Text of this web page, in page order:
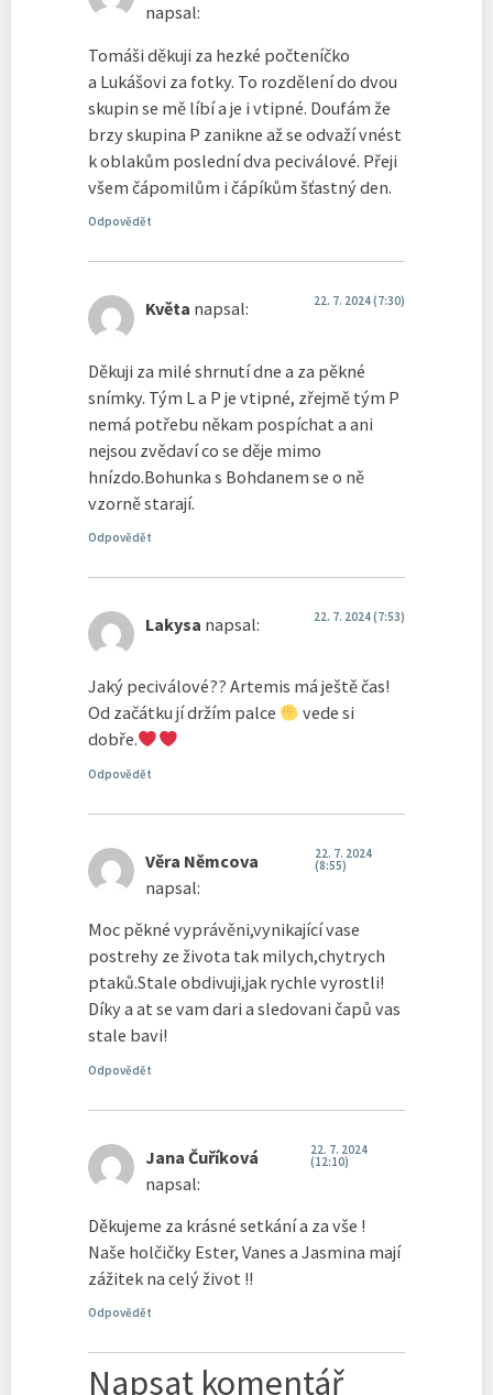
napsal:
Tomáši děkuji za hezké počteníčko
a Lukášovi za fotky. To rozdělení do dvou
skupin se mě líbí a je i vtipné. Doufám že
brzy skupina P zanikne až se odvaží vnést
k oblakům poslední dva peciválové. Přeji
všem čápomilům i čápíkům šťastný den.
Odpovědět
Květa napsal: 22. 7. 2024 (7:30)
Děkuji za milé shrnutí dne a za pěkné
snímky. Tým L a P je vtipné, zřejmě tým P
nemá potřebu někam pospíchat a ani
nejsou zvědaví co se děje mimo
hnízdo.Bohunka s Bohdanem se o ně
vzorně starají.
Odpovědět
Lakysa napsal: 22. 7. 2024 (7:53)
Jaký peciválové?? Artemis má ještě čas!
Od začátku jí držím palce
vede si
dobře.
Odpovědět
Věra Němcova
napsal:
22. 7. 2024
(8:55)
Moc pěkné vyprávěni,vynikající vase
postrehy ze života tak milych,chytrych
ptaků.Stale obdivuji,jak rychle vyrostli!
Díky a at se vam dari a sledovani čapů vas
stale bavi!
Odpovědět
Jana Čuříková
napsal:
22. 7. 2024
(12:10)
Děkujeme za krásné setkání a za vše !
Naše holčičky Ester, Vanes a Jasmina mají
zážitek na celý život !!
Odpovědět
Napsat komentář